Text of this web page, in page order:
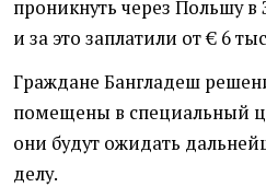
проникнуть через Польшу
и за это заплатили от € 6
Граждане Бангладеш
помещены в специальный
они будут ожидать
делу.